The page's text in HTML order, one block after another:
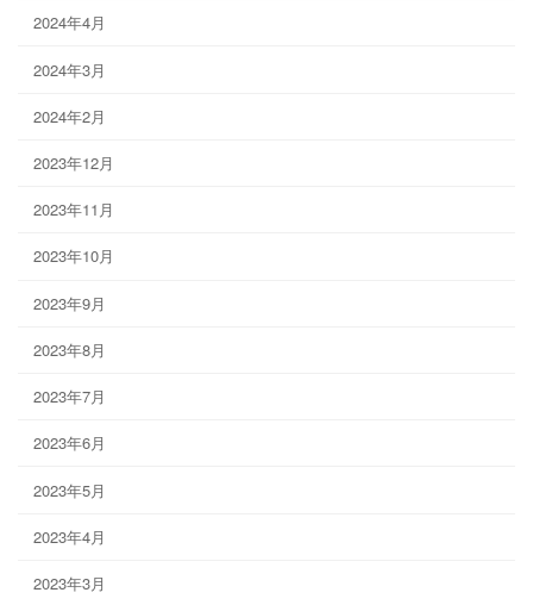
2024年4月
2024年3月
2024年2月
2023年12月
2023年11月
2023年10月
2023年9月
2023年8月
2023年7月
2023年6月
2023年5月
2023年4月
2023年3月